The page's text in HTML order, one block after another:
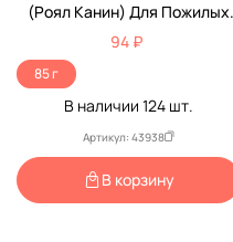
(Роял Канин) Для Пожилых
Кошек Старше 7 Лет Мясные
Кусочки В Соусе Feline Health
Nutrition Instinctive 7+ Gravy
85г
94 ₽
85 г
В наличии 124 шт.
Артикул: 43938
В корзину